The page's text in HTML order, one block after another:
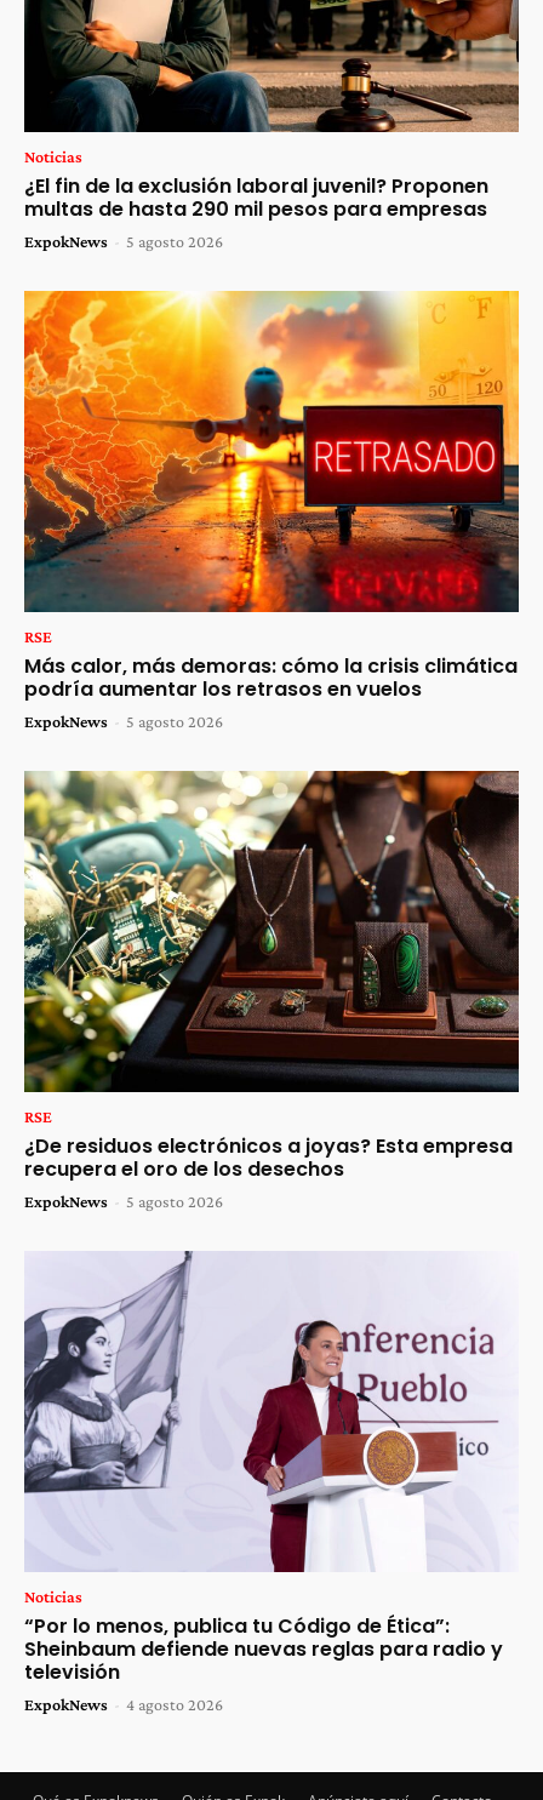
Noticias
¿El fin de la exclusión laboral juvenil? Proponen
multas de hasta 290 mil pesos para empresas
ExpokNews - 5 agosto 2026
RSE
Más calor, más demoras: cómo la crisis climática
podría aumentar los retrasos en vuelos
ExpokNews - 5 agosto 2026
RSE
¿De residuos electrónicos a joyas? Esta empresa
recupera el oro de los desechos
ExpokNews - 5 agosto 2026
Noticias
“Por lo menos, publica tu Código de Ética”:
Sheinbaum defiende nuevas reglas para radio y
televisión
ExpokNews - 4 agosto 2026